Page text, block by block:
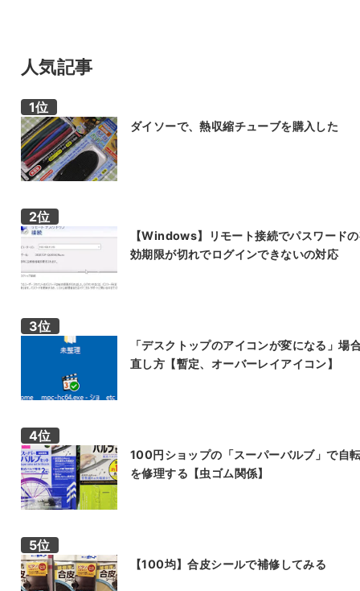
人気記事
ダイソーで、熱収縮チューブを購入した
【Windows】リモート接続でパスワード
効期限が切れでログインできないの対応
「デスクトップのアイコンが変になる」場
直し方【暫定、オーバーレイアイコン】
100円ショップの「スーパーバルブ」で自
を修理する【虫ゴム関係】
【100均】合皮シールで補修してみる